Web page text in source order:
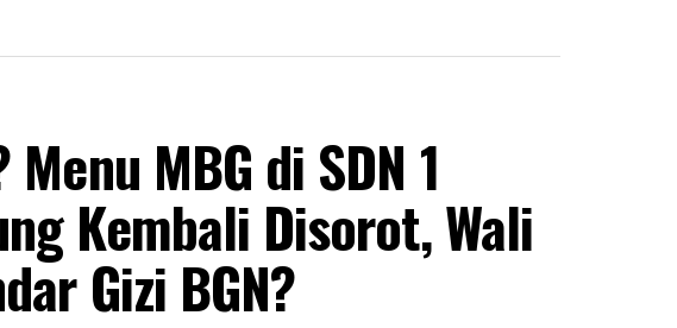
MBG di SDN 1
Kembali Disorot, Wali
Gizi BGN?